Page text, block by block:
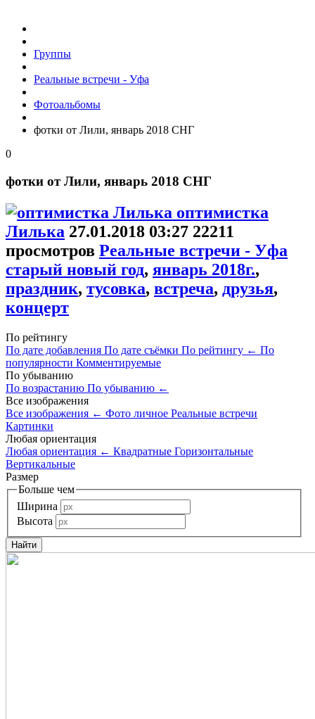
Группы
Реальные встречи - Уфа
Фотоальбомы
фотки от Лили, январь 2018 СНГ
0
фотки от Лили, январь 2018 СНГ
оптимистка
Лилька 27.01.2018 03:27 22211
просмотров Реальные встречи - Уфа
старый новый год, январь 2018г.,
праздник, тусовка, встреча, друзья,
концерт
По рейтингу
По дате добавления По дате съёмки По рейтингу ← По
популярности Комментируемые
По убыванию
По возрастанию По убыванию ←
Все изображения
Все изображения ← Фото личное Реальные встречи
Картинки
Любая ориентация
Любая ориентация ← Квадратные Горизонтальные
Вертикальные
Размер
Больше чем
Ширина
Высота